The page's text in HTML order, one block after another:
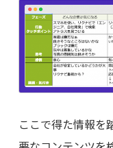
ここで得た情報を